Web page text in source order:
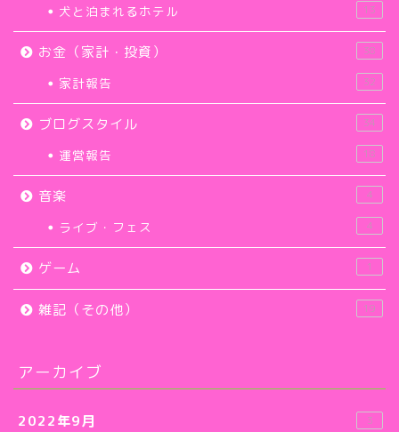
犬と泊まれるホテル 13
お金（家計・投資） 38
家計報告 32
ブログスタイル 34
運営報告 18
音楽 4
ライブ・フェス 4
ゲーム 1
雑記（その他） 19
アーカイブ
2022年9月 3